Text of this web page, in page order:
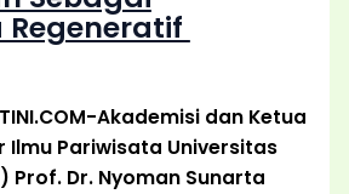
Akademisi dan Ketua
Ilmu Pariwisata Universitas
Prof. Dr. Nyoman Sunarta